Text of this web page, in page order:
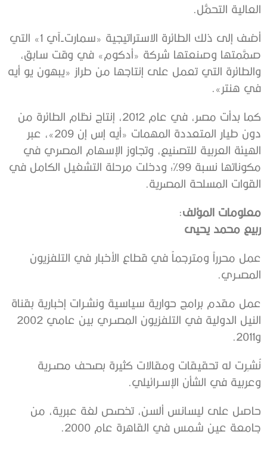
العالية التحمُّل.
أضف إلى ذلك الطائرة الاستراتيجية «سمارت-آي 1» التي
صمَّمتها وصنعتها شركة «أدكوم» في وقت سابق،
والطائرة التي تعمل على إنتاجها من طراز «يبهون يو أيه
في هنتر».
كما بدأت مصر، في عام 2012، إنتاج نظام الطائرة من
دون طيار المتعددة المهمات «أيه إس إن 209»، عبر
الهيئة العربية للتصنيع، وتجاوز الإسهام المصري في
مكوناتها نسبة 99%؛ ودخلت مرحلة التشغيل الكامل في
القوات المسلحة المصرية.
معلومات المؤلف:
ربيع محمد يحيى
عمل محرراً ومترجماً في قطاع الأخبار في التلفزيون
المصـري.
عمل مقدم برامج حوارية سياسية ونشـرات إخبارية بقناة
النيل الدولية في التلفزيون المصـري بين عامي 2002
و2011.
نُشـِرت له تحقيقات ومقالات كثيرة بصحف مصـرية
وعربية في الشأن الإسـرائيلي.
حاصل على ليسانس ألسن، تخصص لغة عبرية، من
جامعة عين شمس في القاهرة عام 2000.